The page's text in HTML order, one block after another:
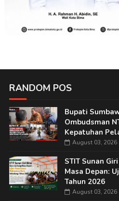
RANDOM POS
Bupati
Ombudsman
Kepatuhan
August 03, 2026
STIT Sunan
Masa Depan:
Tahun 2026
August 03, 2026